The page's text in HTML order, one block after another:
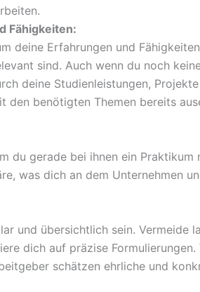
Fähigkeiten:
deine Erfahrungen und
sind. Auch wenn du noch
deine Studienleistungen,
den benötigten Themen bereits
du gerade bei ihnen ein Praktikum
was dich an dem Unternehmen
und übersichtlich sein. Vermeide
dich auf präzise Formulierungen.
schätzen ehrliche und